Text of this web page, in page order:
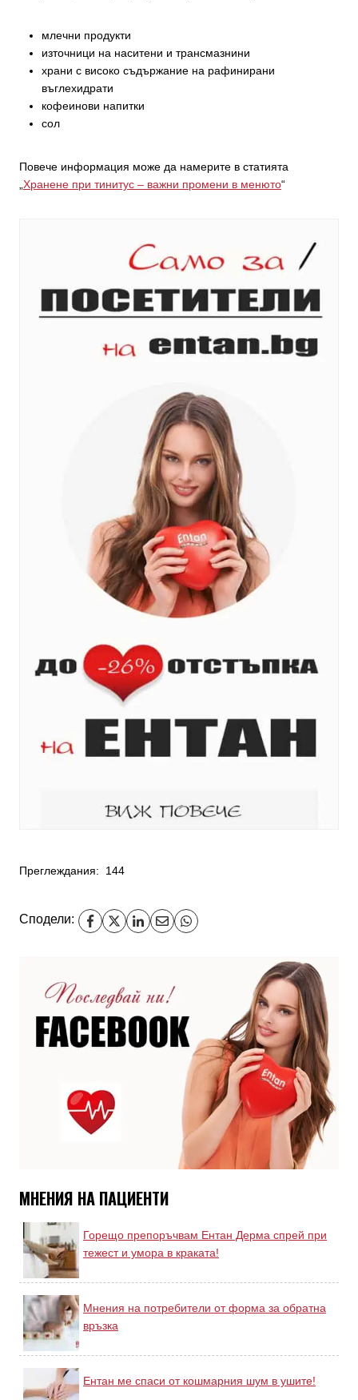
млечни продукти
източници на наситени и трансмазнини
храни с високо съдържание на рафинирани
въглехидрати
кофеинови напитки
сол
Повече информация може да намерите в статията
„Хранене при тинитус – важни промени в менюто“
Преглеждания: 144
Сподели:
МНЕНИЯ НА ПАЦИЕНТИ
Горещо препоръчвам Ентан Дерма спрей при
тежест и умора в краката!
Мнения на потребители от форма за обратна
връзка
Ентан ме спаси от кошмарния шум в ушите!